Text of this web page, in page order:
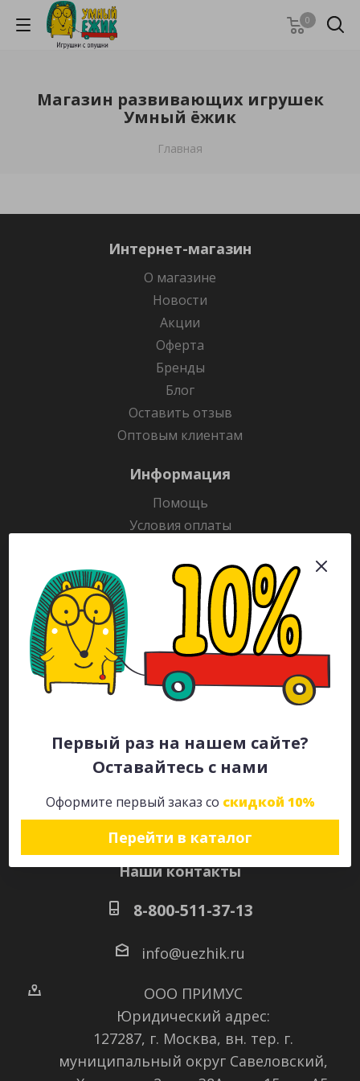
Первый раз на нашем сайте?
Оставайтесь с нами
Оформите первый заказ со скидкой 10%
Перейти в каталог
0
Магазин развивающих игрушек
Умный ёжик
Главная
Интернет-магазин
О магазине
Новости
Акции
Оферта
Бренды
Блог
Оставить отзыв
Оптовым клиентам
Информация
Помощь
Условия оплаты
Гарантия на товар
Раскраски
Рекламодателям
Каталог
Будьте всегда в курсе!
Наши контакты
8-800-511-37-13
info@uezhik.ru
ООО ПРИМУС
Юридический адрес:
127287, г. Москва, вн. тер. г.
муниципальный округ Савеловский,